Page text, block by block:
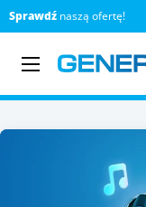
Sprawdź naszą ofertę!